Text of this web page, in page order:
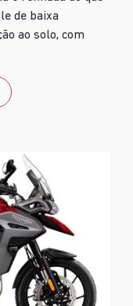
de baixa
ao solo, com